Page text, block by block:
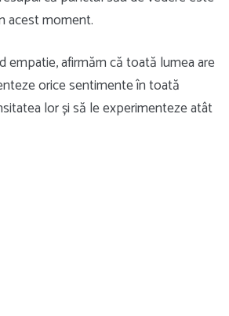
acest moment.
empatie, afirmăm că toată lumea are
orice sentimente în toată
lor și să le experimenteze atât